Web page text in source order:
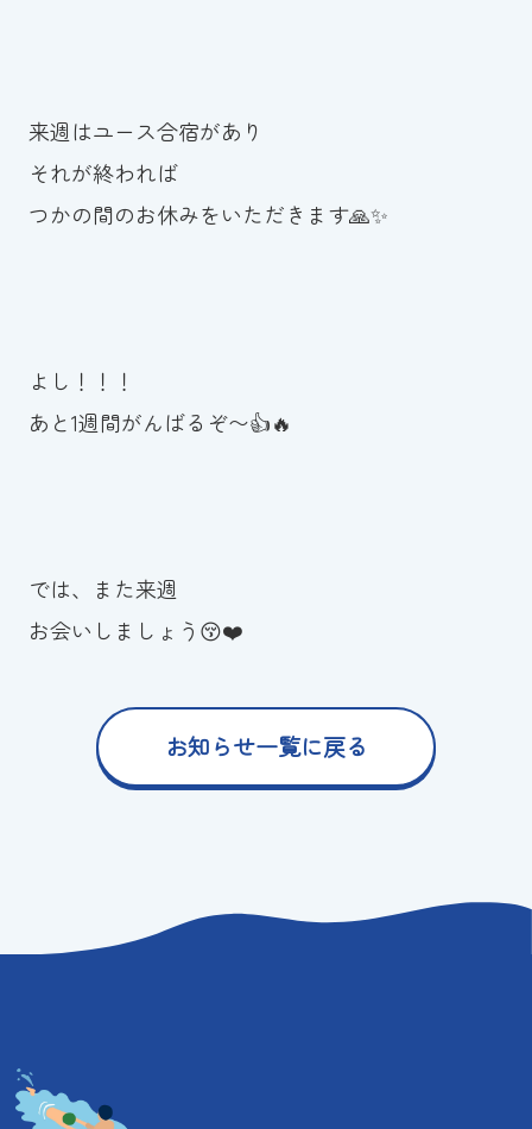
来週はユース合宿があり
それが終われば
つかの間のお休みをいただきます🙏✨
よし！！！
あと1週間がんばるぞ〜👍🔥
では、また来週
お会いしましょう😚❤️
お知らせ一覧に戻る